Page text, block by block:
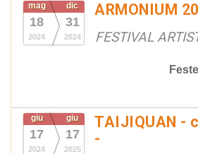
mag
18
2024
dic
31
2024
ARMONIUM
FESTIVAL
Feste
giu
17
2024
giu
17
2025
TAIJIQUAN -
-